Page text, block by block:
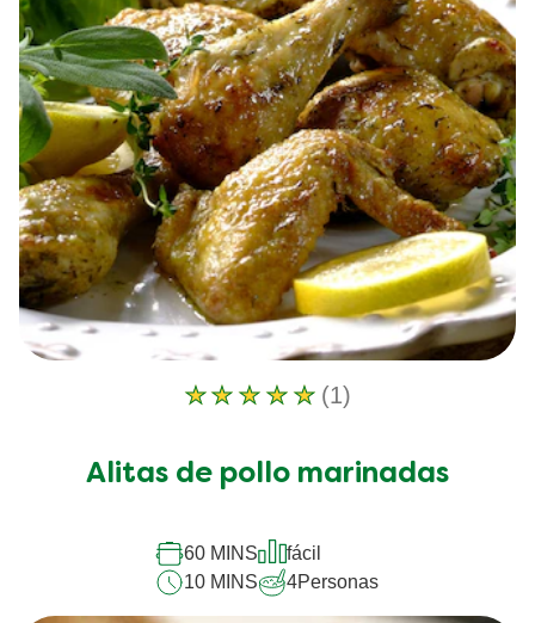
La
de
de
pollo
marinadas
(1)
Alitas de pollo marinadas
60 MINS
fácil
10 MINS
4Personas